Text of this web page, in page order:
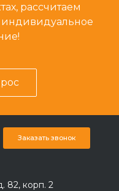
рассчитаем
индивидуальное
Заказать звонок
82, корп. 2